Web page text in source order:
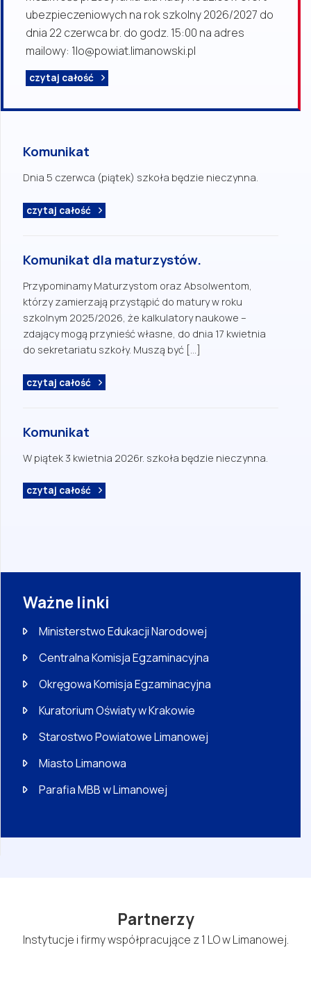
ubezpieczeniowych na rok szkolny 2026/2027 do
dnia 22 czerwca br. do godz. 15:00 na adres
mailowy: 1lo@powiat.limanowski.pl
czytaj całość
Komunikat
Dnia 5 czerwca (piątek) szkoła będzie nieczynna.
czytaj całość
Komunikat dla maturzystów.
Przypominamy Maturzystom oraz Absolwentom,
którzy zamierzają przystąpić do matury w roku
szkolnym 2025/2026, że kalkulatory naukowe –
zdający mogą przynieść własne, do dnia 17 kwietnia
do sekretariatu szkoły. Muszą być […]
czytaj całość
Komunikat
W piątek 3 kwietnia 2026r. szkoła będzie nieczynna.
czytaj całość
Ważne linki
Ministerstwo Edukacji Narodowej
Centralna Komisja Egzaminacyjna
Okręgowa Komisja Egzaminacyjna
Kuratorium Oświaty w Krakowie
Starostwo Powiatowe Limanowej
Miasto Limanowa
Parafia MBB w Limanowej
Partnerzy
Instytucje i firmy współpracujące z 1 LO w Limanowej.